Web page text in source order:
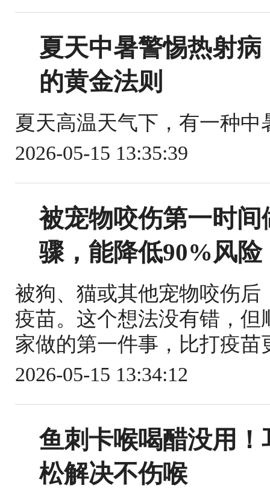
夏天中暑警惕热射
的黄金法则
夏天高温天气下，有一种
2026-05-15 13:35:39
被宠物咬伤第一时
骤，能降低90%风险
被狗、猫或其他宠物咬伤
疫苗。这个想法没有错，
家做的第一件事，比打疫
2026-05-15 13:34:12
鱼刺卡喉喝醋没用
松解决不伤喉